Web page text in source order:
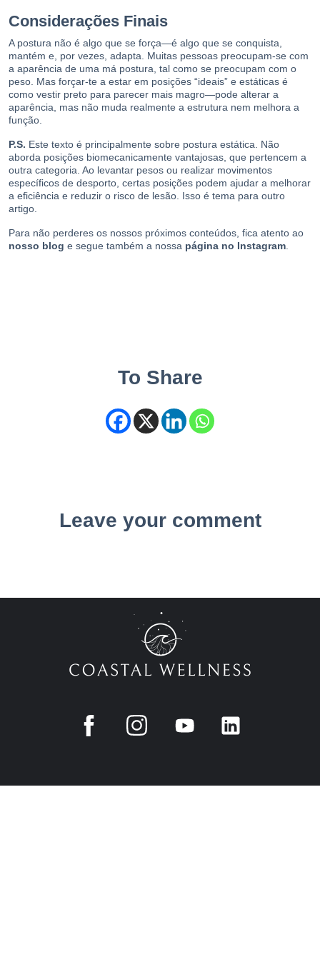
Considerações Finais
A postura não é algo que se força—é algo que se conquista,
mantém e, por vezes, adapta. Muitas pessoas preocupam-se com
a aparência de uma má postura, tal como se preocupam com o
peso. Mas forçar-te a estar em posições “ideais” e estáticas é
como vestir preto para parecer mais magro—pode alterar a
aparência, mas não muda realmente a estrutura nem melhora a
função.
P.S. Este texto é principalmente sobre postura estática. Não
aborda posições biomecanicamente vantajosas, que pertencem a
outra categoria. Ao levantar pesos ou realizar movimentos
específicos de desporto, certas posições podem ajudar a melhorar
a eficiência e reduzir o risco de lesão. Isso é tema para outro
artigo.
Para não perderes os nossos próximos conteúdos, fica atento ao
nosso blog e segue também a nossa página no Instagram
To Share
Leave your comment